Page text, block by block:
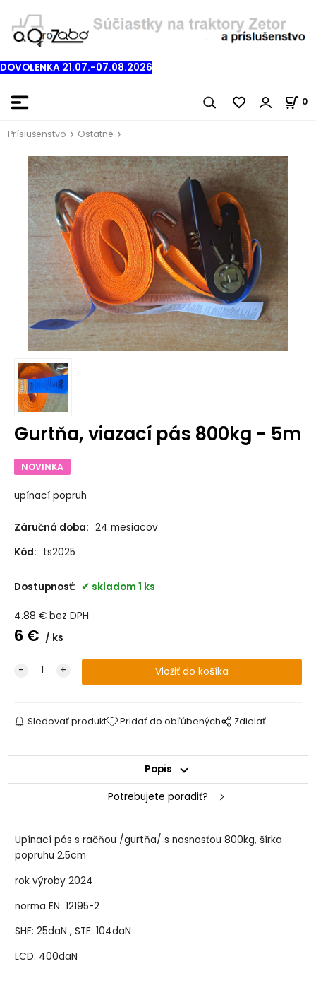
DOVOLENKA 21.07.-07.08.2026
0
Príslušenstvo Ostatné
Gurtňa, viazací pás 800kg - 5m
NOVINKA
upínací popruh
Záručná doba: 24 mesiacov
Kód: ts2025
Dostupnosť: skladom 1 ks
4.88 € bez DPH
6 € ks
Sledovať produkt Pridať do obľúbených Zdielať
Popis
Potrebujete poradiť?
Upínací pás s račňou /gurtňa/ s nosnosťou 800kg, šírka
popruhu 2,5cm
rok výroby 2024
norma EN 12195-2
SHF: 25daN , STF: 104daN
LCD: 400daN